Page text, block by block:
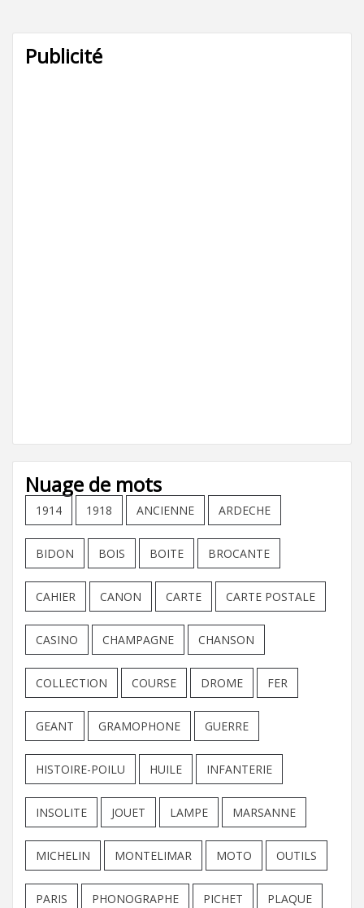
Publicité
Nuage de mots
1914 1918 ANCIENNE ARDECHE
BIDON BOIS BOITE BROCANTE
CAHIER CANON CARTE CARTE POSTALE
CASINO CHAMPAGNE CHANSON
COLLECTION COURSE DROME FER
GEANT GRAMOPHONE GUERRE
HISTOIRE-POILU HUILE INFANTERIE
INSOLITE JOUET LAMPE MARSANNE
MICHELIN MONTELIMAR MOTO OUTILS
PARIS PHONOGRAPHE PICHET PLAQUE